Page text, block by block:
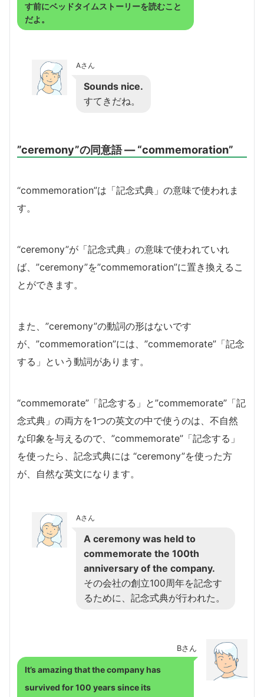
す前にベッドタイムストーリーを読むこと
だよ。
Aさん
Sounds nice.
すてきだね。
”ceremony”の同意語 ― “commemoration”
“commemoration”は「記念式典」の意味で使われま
す。
“ceremony”が「記念式典」の意味で使われていれ
ば、”ceremony”を”commemoration”に置き換えるこ
とができます。
また、”ceremony”の動詞の形はないです
が、”commemoration”には、”commemorate”「記念
する」という動詞があります。
“commemorate”「記念する」と”commemorate”「記
念式典」の両方を1つの英文の中で使うのは、不自然
な印象を与えるので、”commemorate”「記念する」
を使ったら、記念式典には “ceremony”を使った方
が、自然な英文になります。
Aさん
A ceremony was held to
commemorate the 100th
anniversary of the company.
その会社の創立100周年を記念す
るために、記念式典が行われた。
Bさん
It’s amazing that the company has
survived for 100 years since its